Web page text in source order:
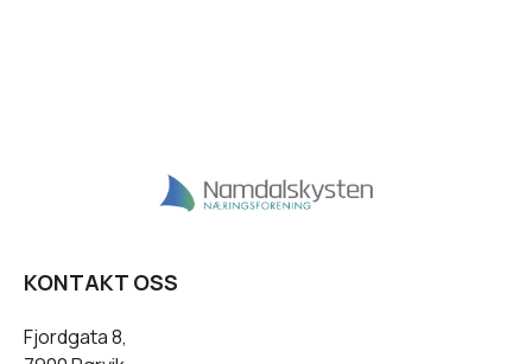
KONTAKT OSS
Fjordgata 8,